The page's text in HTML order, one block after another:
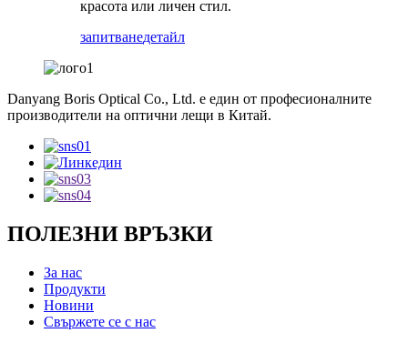
красота или личен стил.
запитванедетайл
Danyang Boris Optical Co., Ltd. е един от професионалните
производители на оптични лещи в Китай.
ПОЛЕЗНИ ВРЪЗКИ
За нас
Продукти
Новини
Свържете се с нас